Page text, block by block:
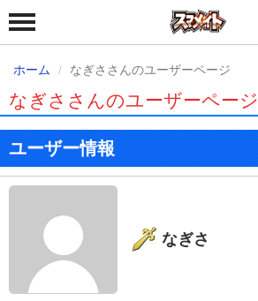
ホーム なぎささんのユーザーページ
なぎささんのユーザーページ
ユーザー情報
なぎさ